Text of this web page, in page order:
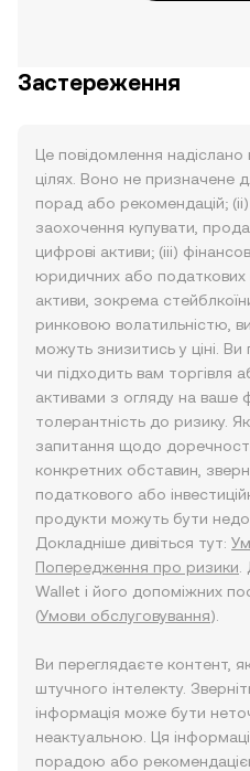
Застереження
Це повідомлення
цілях. Воно не призначене
порад або рекомендацій; (ii)
заохочення купувати,
цифрові активи; (iii)
юридичних або податкових
активи, зокрема
ринковою волатильністю,
можуть знизитись у ціні.
чи підходить вам торгівля
активами з огляду на ваше
толерантність до ризику.
запитання щодо
конкретних обставин,
податкового або
продукти можуть бути
Докладніше дивіться тут:
Попередження про ризики
Wallet і його допоміжних
(Умови обслуговування).
Ви переглядаєте контент,
штучного інтелекту.
інформація може бути
неактуальною. Ця
порадою або